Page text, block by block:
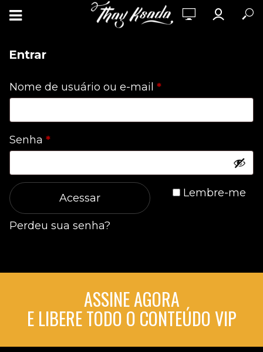
Entrar
Nome de usuário ou e-mail *Obrigatório
Senha *Obrigatório
Lembre-me
Acessar
Perdeu sua senha?
ASSINE AGORA
E LIBERE TODO O CONTEÚDO VIP